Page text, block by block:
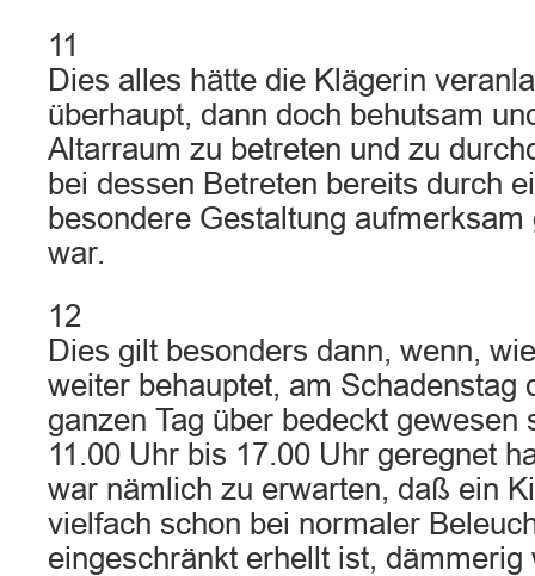
11
Dies alles hätte die Klägerin
überhaupt, dann doch behutsam
Altarraum zu betreten und zu
bei dessen Betreten bereits durch
besondere Gestaltung
war.
12
Dies gilt besonders dann, wenn,
weiter behauptet, am Schadenstag
ganzen Tag über bedeckt gewesen
11.00 Uhr bis 17.00 Uhr geregnet
war nämlich zu erwarten, daß ein
vielfach schon bei normaler
eingeschränkt erhellt ist,